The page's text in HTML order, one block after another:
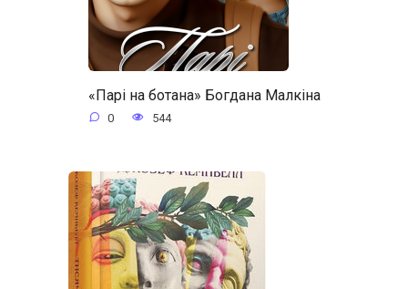
«Парі на ботана» Богдана Малкіна
0 544